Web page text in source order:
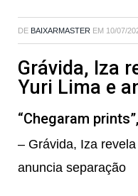
DE BAIXARMASTER EM 10/07/
Grávida, Iza
Yuri Lima e
“Chegaram
– Grávida, Iza
anuncia separação